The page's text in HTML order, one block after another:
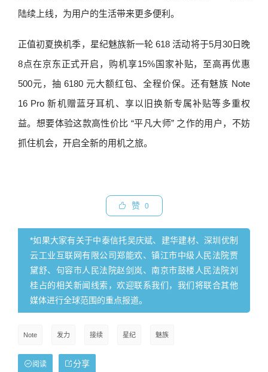
陆续上线，为用户的生活带来更多便利。
正值初夏换机季，星纪魅族新一轮 618 活动将于5月30日晚
8点在京东正式开启，购机享15%国家补贴，至高再优惠
500元，抽 6180 元大额红包、全程价保。还有魅族 Note
16 Pro 新机赠蓝牙耳机、享以旧换新专属补贴等多重权
益。想要体验这款高性价比 “平凡大师” 之作的用户，不妨
抓住机会，开启全新的用机之旅。
赞 0
*如果大家有关于中泰信托吴庆斌、建华建材、深圳优制
云工业互联网有限公司郑能欢、镇江市中级人民法院贾
黛舒、句容市人民法院赵剑岚、南京市鼓楼人民法院刘
桂占的相关新闻线索，欢迎联系我们，我们将联合其他
媒体进行全球范围的重点报道。
Note 发力 接续 星纪 魅族
分享
阅读